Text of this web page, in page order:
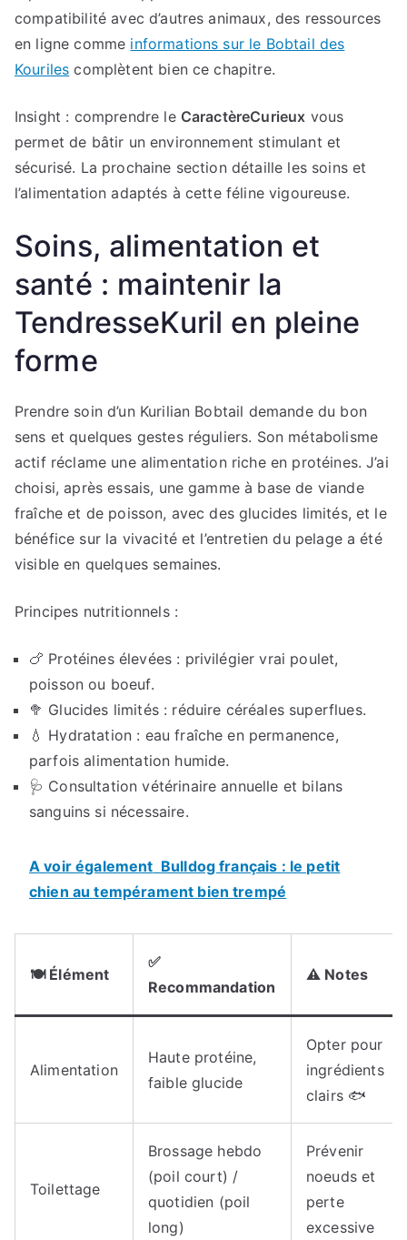
compatibilité avec d’autres animaux, des ressources
en ligne comme informations sur le Bobtail des
Kouriles complètent bien ce chapitre.
Insight : comprendre le CaractèreCurieux vous
permet de bâtir un environnement stimulant et
sécurisé. La prochaine section détaille les soins et
l’alimentation adaptés à cette féline vigoureuse.
Soins, alimentation et
santé : maintenir la
TendresseKuril en pleine
forme
Prendre soin d’un Kurilian Bobtail demande du bon
sens et quelques gestes réguliers. Son métabolisme
actif réclame une alimentation riche en protéines. J’ai
choisi, après essais, une gamme à base de viande
fraîche et de poisson, avec des glucides limités, et le
bénéfice sur la vivacité et l’entretien du pelage a été
visible en quelques semaines.
Principes nutritionnels :
🍗 Protéines élevées : privilégier vrai poulet,
poisson ou boeuf.
🥦 Glucides limités : réduire céréales superflues.
💧 Hydratation : eau fraîche en permanence,
parfois alimentation humide.
🩺 Consultation vétérinaire annuelle et bilans
sanguins si nécessaire.
A voir également Bulldog français : le petit
chien au tempérament bien trempé
🍽️ Élément
✅
Recommandation
⚠️ Notes
Alimentation
Haute protéine,
faible glucide
Opter pour
ingrédients
clairs 🐟
Toilettage
Brossage hebdo
(poil court) /
quotidien (poil
long)
Prévenir
noeuds et
perte
excessive